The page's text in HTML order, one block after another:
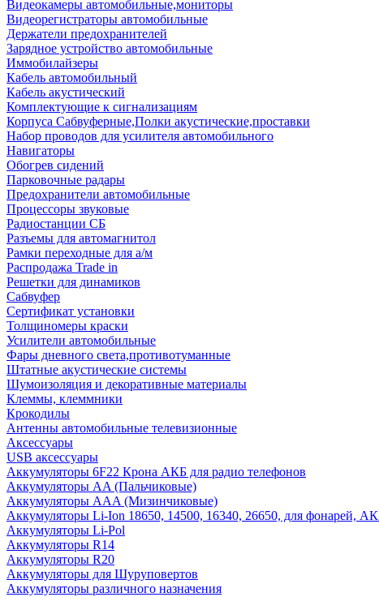
Видеокамеры автомобильные,мониторы
Видеорегистраторы автомобильные
Держатели предохранителей
Зарядное устройство автомобильные
Иммобилайзеры
Кабель автомобильный
Кабель акустический
Комплектующие к сигнализациям
Корпуса Сабвуферные,Полки акустические,проставки
Набор проводов для усилителя автомобильного
Навигаторы
Обогрев сидений
Парковочные радары
Предохранители автомобильные
Процессоры звуковые
Радиостанции СБ
Разъемы для автомагнитол
Рамки переходные для а/м
Распродажа Trade in
Решетки для динамиков
Сабвуфер
Сертификат установки
Толщиномеры краски
Усилители автомобильные
Фары дневного света,противотуманные
Штатные акустические системы
Шумоизоляция и декоративные материалы
Клеммы, клеммники
Крокодилы
Антенны автомобильные телевизионные
Аксессуары
USB аксессуары
Аккумуляторы 6F22 Крона АКБ для радио телефонов
Аккумуляторы AA (Пальчиковые)
Аккумуляторы AAA (Мизинчиковые)
Аккумуляторы Li-Ion 18650, 14500, 16340, 26650, для фонарей,
Аккумуляторы Li-Pol
Аккумуляторы R14
Аккумуляторы R20
Аккумуляторы для Шуруповертов
Аккумуляторы различного назначения